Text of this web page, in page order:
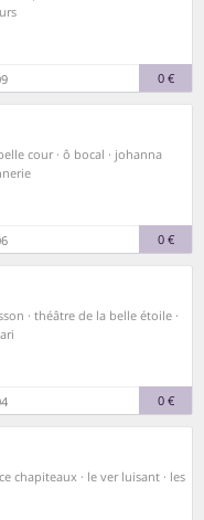
0 €
cour · ô bocal · johanna
0 €
· théâtre de la belle étoile ·
0 €
chapiteaux · le ver luisant · les